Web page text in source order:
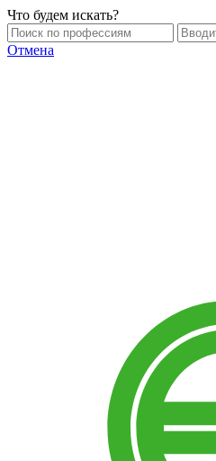
Что будем искать?
Отмена